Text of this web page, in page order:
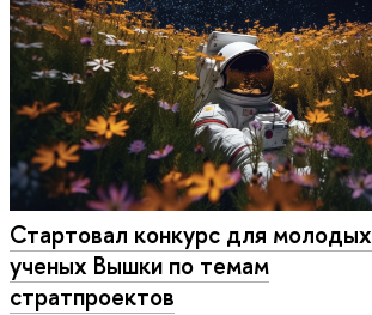
Стартовал конкурс для молодых
ученых Вышки по темам
стратпроектов